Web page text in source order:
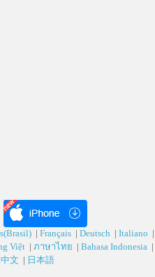
| Français | Deutsch‎ | Italiano |
Việt | ภาษาไทย | Bahasa Indonesia |
文 | 日本語